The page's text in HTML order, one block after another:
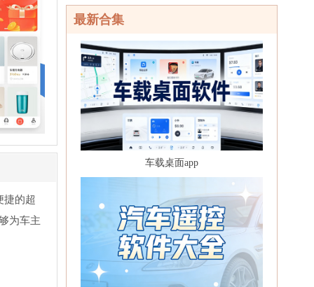
捷的超
为车主
最新合集
车载桌面app